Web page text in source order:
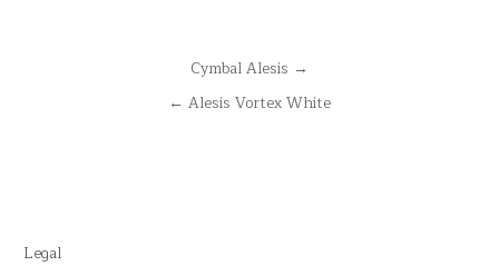
Cymbal Alesis →
← Alesis Vortex White
Legal